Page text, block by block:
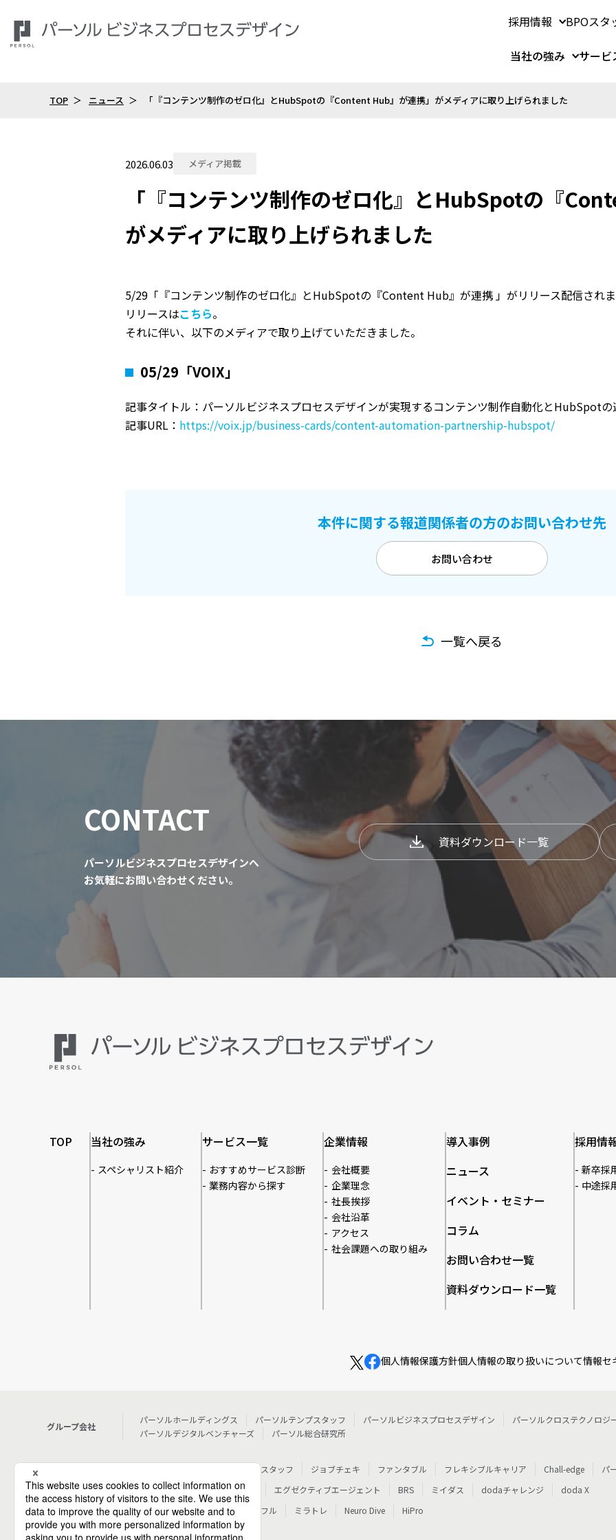
採用情報 BPOスタ
当社の強み サービ
TOP ニュース 「『コンテンツ制作のゼロ化』とHubSpotの『Content Hub』が連携」がメディアに取り上げられました
2026.06.03 メディア掲載
「『コンテンツ制作のゼロ化』とHubSpotの『
がメディアに取り上げられました
5/29「『コンテンツ制作のゼロ化』とHubSpotの『Content Hub』が連携 」がリリース配信され
リリースはこちら。
それに伴い、以下のメディアで取り上げていただきました。
05/29「VOIX」
記事タイトル：パーソルビジネスプロセスデザインが実現するコンテンツ制作自動化とHubSpotの
記事URL： https://voix.jp/business-cards/content-automation-partnership-hubspot/
本件に関する報道関係者の方のお問い合わせ先
お問い合わせ
一覧へ戻る
CONTACT
パーソルビジネスプロセスデザインへ
お気軽にお問い合わせください。
資料ダウンロード一覧
TOP 当社の強み
スペシャリスト紹介
サービス一覧
おすすめサービス診断
業務内容から探す
企業情報
会社概要
企業理念
社長挨拶
会社沿革
アクセス
社会課題への取り組み
導入事例
ニュース
イベント・セミナー
コラム
お問い合わせ一覧
資料ダウンロード一覧
採用情
新卒採
中途採
個人情報保護方針個人情報の取り扱いについて情報セ
グループ会社
パーソルホールディングス パーソルテンプスタッフ パーソルビジネスプロセスデザイン
パーソルクロステクノロジ
パーソルデジタルベンチャーズ
パーソル総合研究所
個人向けサービス
テンプスタッフ ジョブチェキ ファンタブル フレキシブルキャリア Chall-edge
パ
転職・就職
doda エグゼクティブエージェント BRS ミイダス dodaチャレンジ
doda X
その他
シェアフル ミラトレ Neuro Dive HiPro